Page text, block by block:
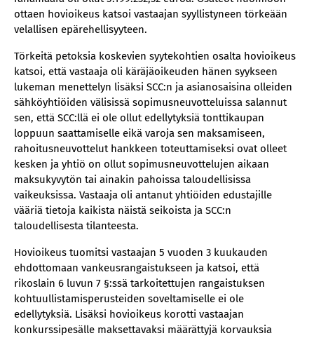
ottaen hovioikeus katsoi vastaajan syyllistyneen törkeään
velallisen epärehellisyyteen.
Törkeitä petoksia koskevien syytekohtien osalta hovioikeus
katsoi, että vastaaja oli käräjäoikeuden hänen syykseen
lukeman menettelyn lisäksi SCC:n ja asianosaisina olleiden
sähköyhtiöiden välisissä sopimusneuvotteluissa salannut
sen, että SCC:llä ei ole ollut edellytyksiä tonttikaupan
loppuun saattamiselle eikä varoja sen maksamiseen,
rahoitusneuvottelut hankkeen toteuttamiseksi ovat olleet
kesken ja yhtiö on ollut sopimusneuvottelujen aikaan
maksukyvytön tai ainakin pahoissa taloudellisissa
vaikeuksissa. Vastaaja oli antanut yhtiöiden edustajille
vääriä tietoja kaikista näistä seikoista ja SCC:n
taloudellisesta tilanteesta.
Hovioikeus tuomitsi vastaajan 5 vuoden 3 kuukauden
ehdottomaan vankeusrangaistukseen ja katsoi, että
rikoslain 6 luvun 7 §:ssä tarkoitettujen rangaistuksen
kohtuullistamisperusteiden soveltamiselle ei ole
edellytyksiä. Lisäksi hovioikeus korotti vastaajan
konkurssipesälle maksettavaksi määrättyjä korvauksia